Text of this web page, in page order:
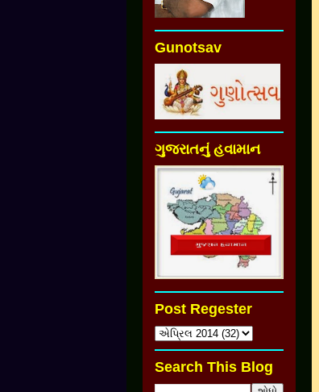
Gunotsav
ગુજરાતનું હવામાન
Post Regester
Search This Blog